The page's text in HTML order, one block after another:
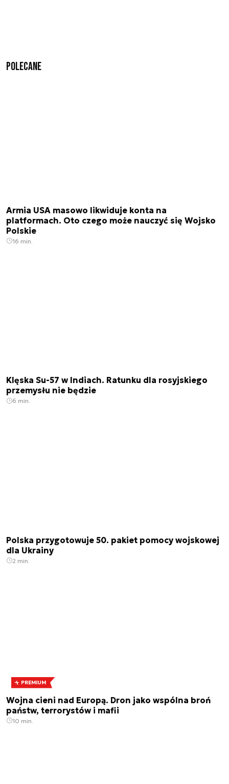
Polecane
Armia USA masowo likwiduje konta na
platformach. Oto czego może nauczyć się Wojsko
Polskie
16 min.
Klęska Su-57 w Indiach. Ratunku dla rosyjskiego
przemysłu nie będzie
6 min.
Polska przygotowuje 50. pakiet pomocy wojskowej
dla Ukrainy
2 min.
PREMIUM
Wojna cieni nad Europą. Dron jako wspólna broń
państw, terrorystów i mafii
10 min.